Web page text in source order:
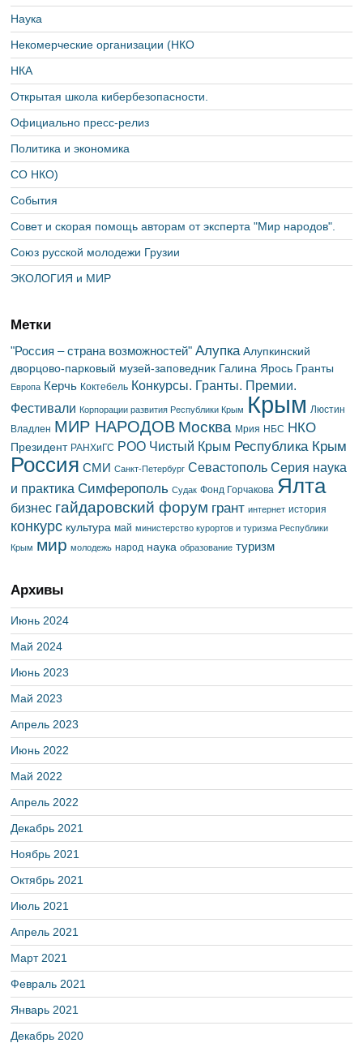
Наука
Некомерческие организации (НКО
НКА
Открытая школа кибербезопасности.
Официально пресс-релиз
Политика и экономика
СО НКО)
События
Совет и скорая помощь авторам от эксперта "Мир народов".
Союз русской молодежи Грузии
ЭКОЛОГИЯ и МИР
Метки
"Россия – страна возможностей" Алупка Алупкинский
дворцово-парковый музей-заповедник Галина Ярось Гранты
Европа Керчь Коктебель Конкурсы. Гранты. Премии.
Фестивали Корпорации развития Республики Крым Крым Люстин
Владлен МИР НАРОДОВ Москва Мрия НБС НКО
Президент РАНХиГС РОО Чистый Крым Республика Крым
Россия СМИ Санкт-Петербург Севастополь Серия наука
и практика Симферополь Судак Фонд Горчакова Ялта
бизнес гайдаровский форум грант интернет история
конкурс культура май министерство курортов и туризма Республики
Крым мир молодежь народ наука образование туризм
Архивы
Июнь 2024
Май 2024
Июнь 2023
Май 2023
Апрель 2023
Июнь 2022
Май 2022
Апрель 2022
Декабрь 2021
Ноябрь 2021
Октябрь 2021
Июль 2021
Апрель 2021
Март 2021
Февраль 2021
Январь 2021
Декабрь 2020